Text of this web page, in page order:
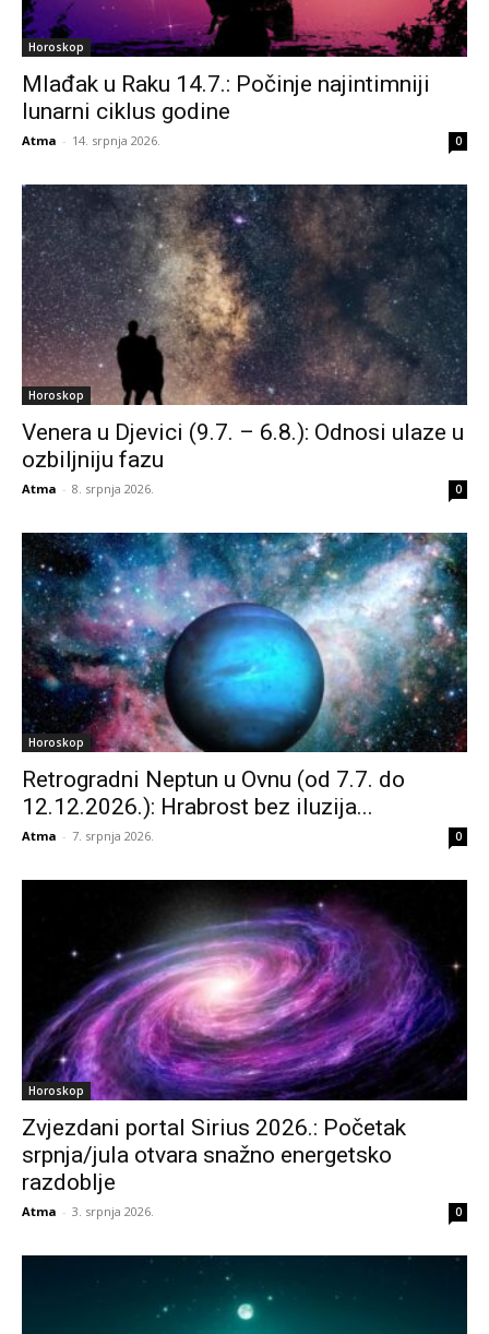
Horoskop
Mlađak u Raku 14.7.: Počinje najintimniji
lunarni ciklus godine
Atma - 14. srpnja 2026. 0
Horoskop
Venera u Djevici (9.7. – 6.8.): Odnosi ulaze u
ozbiljniju fazu
Atma - 8. srpnja 2026. 0
Horoskop
Retrogradni Neptun u Ovnu (od 7.7. do
12.12.2026.): Hrabrost bez iluzija...
Atma - 7. srpnja 2026. 0
Horoskop
Zvjezdani portal Sirius 2026.: Početak
srpnja/jula otvara snažno energetsko
razdoblje
Atma - 3. srpnja 2026. 0